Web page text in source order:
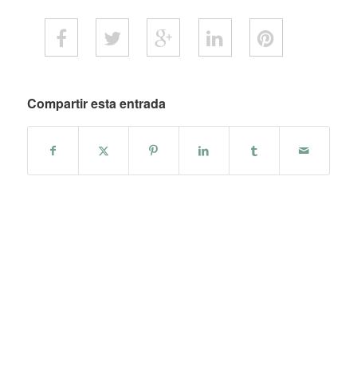
Compartir esta entrada